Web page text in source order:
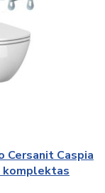
Cersanit Caspia
komplektas